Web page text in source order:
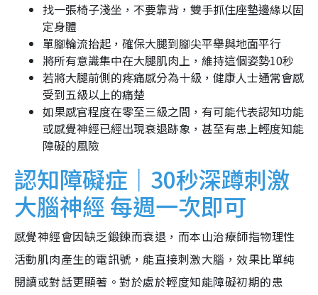
找一張椅子淺坐，不要靠背，雙手抓住座墊邊緣以固
定身體
單腳輪流抬起，確保大腿到腳尖平舉與地面平行
將所有意識集中在大腿肌肉上，維持這個姿勢10秒
若將大腿前側的疼痛感分為十級，健康人士通常會感
受到五級以上的痛楚
如果感官程度在零至三級之間，有可能代表認知功能
或感覺神經已經出現衰退跡象，甚至有患上輕度知能
障礙的風險
認知障礙症｜30秒深蹲刺激
大腦神經 每週一次即可
感覺神經會因缺乏鍛鍊而衰退，而本山治療師指物理性
活動肌肉產生的電訊號，能直接刺激大腦，效果比單純
閱讀或對話更顯著。對於處於輕度知能障礙初期的患